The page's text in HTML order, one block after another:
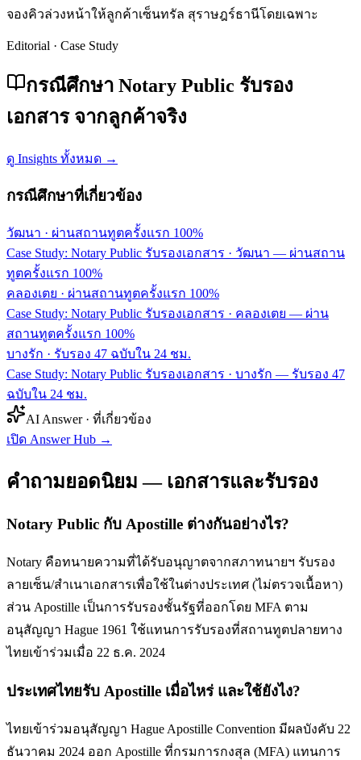
จองคิวล่วงหน้าให้ลูกค้าเซ็นทรัล สุราษฎร์ธานีโดยเฉพาะ
Editorial · Case Study
กรณีศึกษา Notary Public รับรอง
เอกสาร จากลูกค้าจริง
ดู Insights ทั้งหมด →
กรณีศึกษาที่เกี่ยวข้อง
วัฒนา · ผ่านสถานทูตครั้งแรก 100%
Case Study: Notary Public รับรองเอกสาร · วัฒนา — ผ่านสถาน
ทูตครั้งแรก 100%
คลองเตย · ผ่านสถานทูตครั้งแรก 100%
Case Study: Notary Public รับรองเอกสาร · คลองเตย — ผ่าน
สถานทูตครั้งแรก 100%
บางรัก · รับรอง 47 ฉบับใน 24 ชม.
Case Study: Notary Public รับรองเอกสาร · บางรัก — รับรอง 47
ฉบับใน 24 ชม.
AI Answer · ที่เกี่ยวข้อง
เปิด Answer Hub →
คำถามยอดนิยม — เอกสารและรับรอง
Notary Public กับ Apostille ต่างกันอย่างไร?
Notary คือทนายความที่ได้รับอนุญาตจากสภาทนายฯ รับรอง
ลายเซ็น/สำเนาเอกสารเพื่อใช้ในต่างประเทศ (ไม่ตรวจเนื้อหา)
ส่วน Apostille เป็นการรับรองชั้นรัฐที่ออกโดย MFA ตาม
อนุสัญญา Hague 1961 ใช้แทนการรับรองที่สถานทูตปลายทาง
ไทยเข้าร่วมเมื่อ 22 ธ.ค. 2024
ประเทศไทยรับ Apostille เมื่อไหร่ และใช้ยังไง?
ไทยเข้าร่วมอนุสัญญา Hague Apostille Convention มีผลบังคับ 22
ธันวาคม 2024 ออก Apostille ที่กรมการกงสุล (MFA) แทนการ